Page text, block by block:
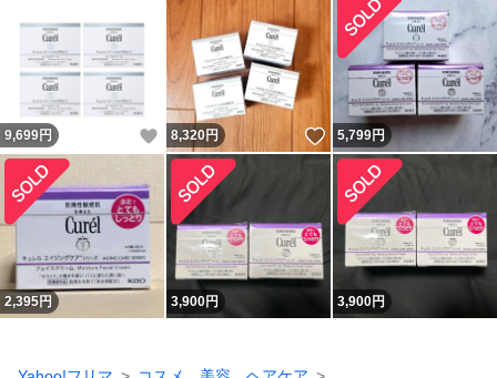
9,699円 いいね！
8,320円 いいね！
5,799円
2,395円 3,900円 3,900円